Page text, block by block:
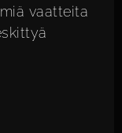
vaatteita